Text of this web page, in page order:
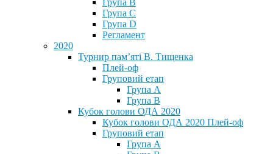
Група В
Група С
Група D
Регламент
2020
Турнир пам’яті В. Тищенка
Плей-оф
Груповий етап
Група А
Група В
Кубок голови ОДА 2020
Кубок голови ОДА 2020 Плей-оф
Груповий етап
Група A